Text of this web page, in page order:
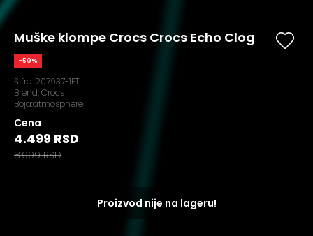
Muške klompe Crocs Crocs Echo Clog
-50%
Šifra:207937-1FT
Brend:Crocs
Boja:atmosphere
Cena
4.499 RSD
8.999 RSD
Proizvod nije na lageru!